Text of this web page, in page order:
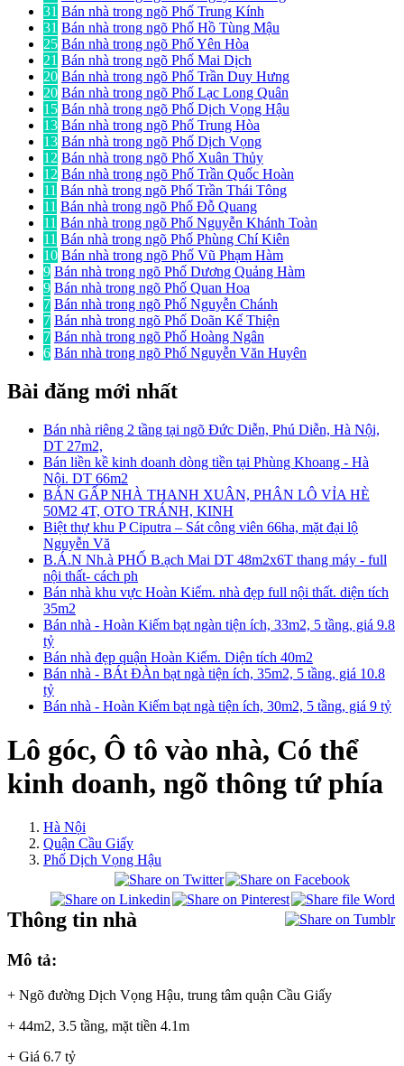
31 Bán nhà trong ngõ Phố Trung Kính
31 Bán nhà trong ngõ Phố Hồ Tùng Mậu
25 Bán nhà trong ngõ Phố Yên Hòa
21 Bán nhà trong ngõ Phố Mai Dịch
20 Bán nhà trong ngõ Phố Trần Duy Hưng
20 Bán nhà trong ngõ Phố Lạc Long Quân
15 Bán nhà trong ngõ Phố Dịch Vọng Hậu
13 Bán nhà trong ngõ Phố Trung Hòa
13 Bán nhà trong ngõ Phố Dịch Vọng
12 Bán nhà trong ngõ Phố Xuân Thủy
12 Bán nhà trong ngõ Phố Trần Quốc Hoàn
11 Bán nhà trong ngõ Phố Trần Thái Tông
11 Bán nhà trong ngõ Phố Đỗ Quang
11 Bán nhà trong ngõ Phố Nguyễn Khánh Toàn
11 Bán nhà trong ngõ Phố Phùng Chí Kiên
10 Bán nhà trong ngõ Phố Vũ Phạm Hàm
9 Bán nhà trong ngõ Phố Dương Quảng Hàm
9 Bán nhà trong ngõ Phố Quan Hoa
7 Bán nhà trong ngõ Phố Nguyễn Chánh
7 Bán nhà trong ngõ Phố Doãn Kế Thiện
7 Bán nhà trong ngõ Phố Hoàng Ngân
6 Bán nhà trong ngõ Phố Nguyễn Văn Huyên
Bài đăng mới nhất
Bán nhà riêng 2 tầng tại ngõ Đức Diễn, Phú Diễn, Hà Nội,
DT 27m2,
Bán liền kề kinh doanh dòng tiền tại Phùng Khoang - Hà
Nội. DT 66m2
BÁN GẤP NHÀ THANH XUÂN, PHÂN LÔ VỈA HÈ
50M2 4T, OTO TRÁNH, KINH
Biệt thự khu P Ciputra – Sát công viên 66ha, mặt đại lộ
Nguyễn Vă
B.Á.N Nh.à PHỐ B.ạch Mai DT 48m2x6T thang máy - full
nội thất- cách ph
Bán nhà khu vực Hoàn Kiếm. nhà đẹp full nội thất. diện tích
35m2
Bán nhà - Hoàn Kiếm bạt ngàn tiện ích, 33m2, 5 tầng, giá 9.8
tỷ
Bán nhà đẹp quận Hoàn Kiếm. Diện tích 40m2
Bán nhà - BÁt ĐÀn bạt ngà tiện ích, 35m2, 5 tầng, giá 10.8
tỷ
Bán nhà - Hoàn Kiếm bạt ngà tiện ích, 30m2, 5 tầng, giá 9 tỷ
Lô góc, Ô tô vào nhà, Có thể
kinh doanh, ngõ thông tứ phía
Hà Nội
Quận Cầu Giấy
Phố Dịch Vọng Hậu
Thông tin nhà
Mô tả:
+ Ngõ đường Dịch Vọng Hậu, trung tâm quận Cầu Giấy
+ 44m2, 3.5 tầng, mặt tiền 4.1m
+ Giá 6.7 tỷ